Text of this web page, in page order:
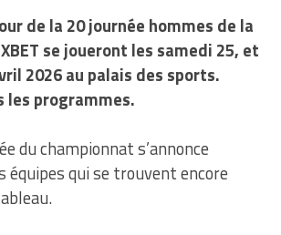
de la 20 journée hommes de la
se joueront les samedi 25, et
2026 au palais des sports.
les programmes.
du championnat s’annonce
équipes qui se trouvent encore